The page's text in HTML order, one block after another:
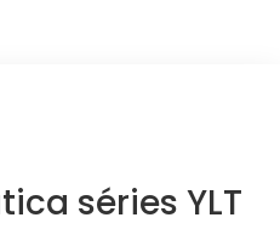
séries YLT